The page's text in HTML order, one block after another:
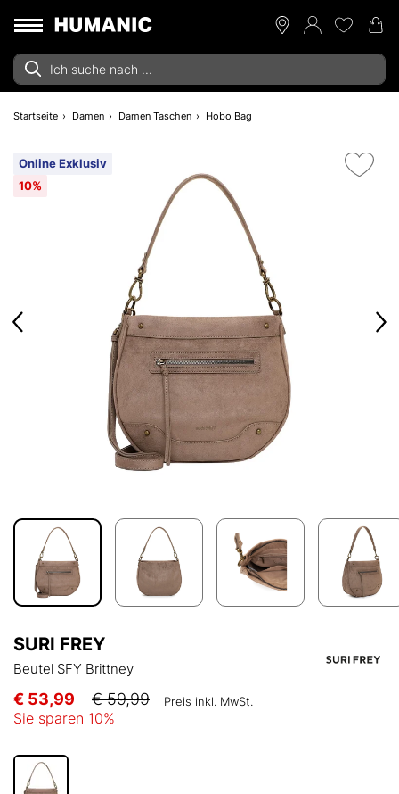
Startseite Damen Damen Taschen Hobo Bag
Online Exklusiv
10%
SURI FREY
Beutel SFY Brittney
€ 53,99 € 59,99 Preis inkl. MwSt.
Sie sparen 10%